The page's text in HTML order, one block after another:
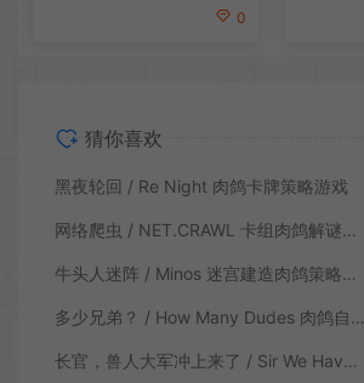
0
猜你喜欢
黑夜轮回 / Re Night 肉鸽卡牌策略游戏
网络爬虫 / NET.CRAWL 卡组肉鸽解谜策略游戏
牛头人迷阵 / Minos 迷宫建造肉鸽策略游戏
多少兄弟？ / How Many Dudes 肉鸽自走棋游戏
长官，兽人大军冲上来了 / Sir We Have an Orc Problem 增量塔防游戏